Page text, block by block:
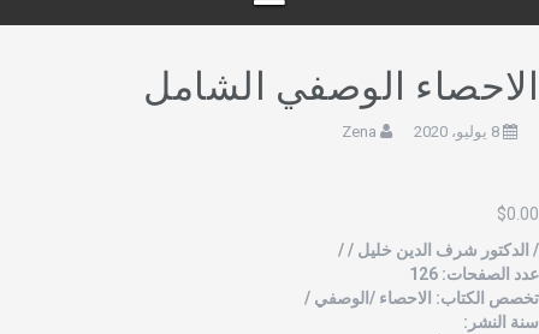
الوصفي الشامل
8 يوليو، 2020 Zena
$
الدكتور شرف الدين خليل / /
الصفحات: 126
الكتاب: الاحصاء /الوصفي /
النشر: